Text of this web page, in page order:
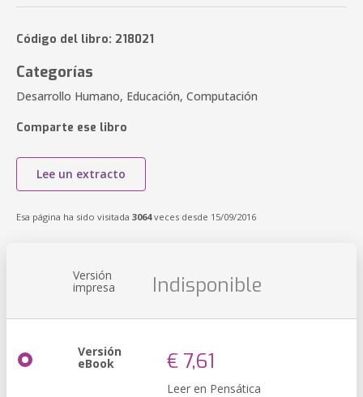
Código del libro: 218021
Categorías
Desarrollo Humano, Educación, Computación
Comparte ese libro
Lee un extracto
Esa página ha sido visitada 3064veces desde 15/09/2016
Versión
impresa Indisponible
Versión
eBook € 7,61
Leer en Pensática